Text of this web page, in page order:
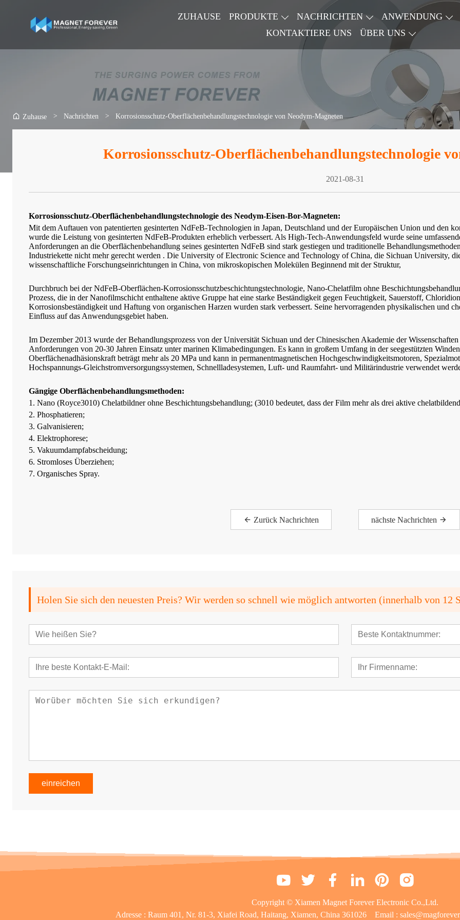
ZUHAUSE PRODUKTE NACHRICHTEN ANWENDUNG
KONTAKTIERE UNS
ÜBER UNS
Zuhause > Nachrichten > Korrosionsschutz-Oberflächenbehandlungstechnologie von Neodym-Magneten
Korrosionsschutz-Oberflächenbehandlungstechnologie
2021-08-31
Korrosionsschutz-Oberflächenbehandlungstechnologie des Neodym-Eisen-Bor-Magneten:
Mit dem Auftauen von patentierten gesinterten NdFeB-Technologien in Japan, Deutschland und der Europäischen Union und den
wurde die Leistung von gesinterten NdFeB-Produkten erheblich verbessert. Als High-Tech-Anwendungsfeld wurde seine
Anforderungen an die Oberflächenbehandlung seines gesinterten NdFeB sind stark gestiegen und traditionelle
Industriekette nicht mehr gerecht werden . Die University of Electronic Science and Technology of China, die Sichuan University,
wissenschaftliche Forschungseinrichtungen in China, von mikroskopischen Molekülen Beginnend mit der Struktur,
Durchbruch bei der NdFeB-Oberflächen-Korrosionsschutzbeschichtungstechnologie, Nano-Chelatfilm ohne
Prozess, die in der Nanofilmschicht enthaltene aktive Gruppe hat eine starke Beständigkeit gegen Feuchtigkeit, Sauerstoff,
Korrosionsbeständigkeit und Haftung von organischen Harzen wurden stark verbessert. Seine hervorragenden physikalischen und
Einfluss auf das Anwendungsgebiet haben.
Im Dezember 2013 wurde der Behandlungsprozess von der Universität Sichuan und der Chinesischen Akademie der
Anforderungen von 20-30 Jahren Einsatz unter marinen Klimabedingungen. Es kann in großem Umfang in der seegestützten
Oberflächenadhäsionskraft beträgt mehr als 20 MPa und kann in permanentmagnetischen Hochgeschwindigkeitsmotoren,
Hochspannungs-Gleichstromversorgungssystemen, Schnellladesystemen, Luft- und Raumfahrt- und Militärindustrie verwendet
Gängige Oberflächenbehandlungsmethoden:
1. Nano (Royce3010) Chelatbildner ohne Beschichtungsbehandlung; (3010 bedeutet, dass der Film mehr als drei aktive
2. Phosphatieren;
3. Galvanisieren;
4. Elektrophorese;
5. Vakuumdampfabscheidung;
6. Stromloses Überziehen;
7. Organisches Spray.
Zurück Nachrichten nächste Nachrichten
Holen Sie sich den neuesten Preis? Wir werden so schnell wie möglich antworten (innerhalb von 12
einreichen
Copyright © Xiamen Magnet Forever Electronic Co.,Ltd.
Adresse : Raum 401, Nr. 81-3, Xiafei Road, Haitang, Xiamen, China 361026 Email :